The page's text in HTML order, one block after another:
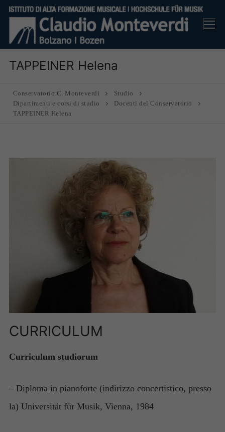
Vai
contenuto
TAPPEINER Helena
Conservatorio C. Monteverdi
Studio
Dipartimenti e corsi di studio
Docenti del Conservatorio
TAPPEINER Helena
CURRICULUM
Curriculum studiorum
– Diploma in pianoforte (indirizzo concertistico, presso
la) Universität für Musik, Vienna, 1984